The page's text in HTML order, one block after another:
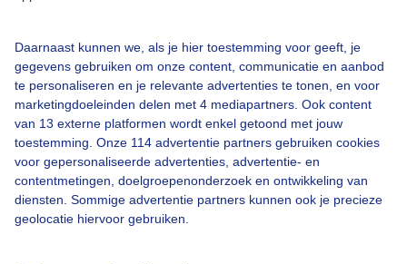
Daarnaast kunnen we, als je hier toestemming voor geeft, je
gegevens gebruiken om onze content, communicatie en aanbod
te personaliseren en je relevante advertenties te tonen, en voor
marketingdoeleinden delen met 4 mediapartners. Ook content
van 13 externe platformen wordt enkel getoond met jouw
toestemming. Onze 114 advertentie partners gebruiken cookies
voor gepersonaliseerde advertenties, advertentie- en
contentmetingen, doelgroepenonderzoek en ontwikkeling van
diensten. Sommige advertentie partners kunnen ook je precieze
geolocatie hiervoor gebruiken.
Over Buienradar
Bedrijfsgegevens
Veelgestelde vragen